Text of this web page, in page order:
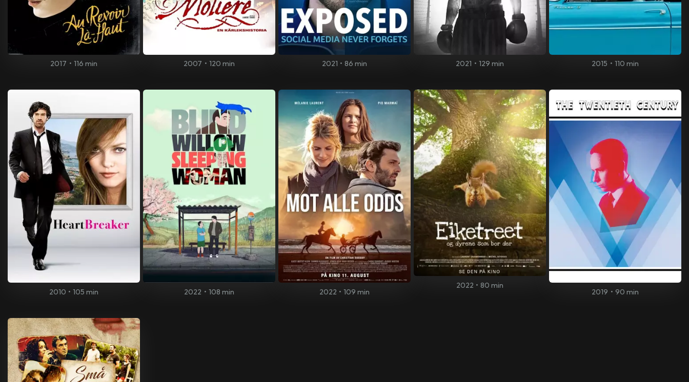
2017 • 116 min 2007 • 120 min 2021 • 86 min 2021 • 129 min 2015 • 110 min
2010 • 105 min 2022 • 108 min 2022 • 109 min
2022 • 80 min
2019 • 90 min